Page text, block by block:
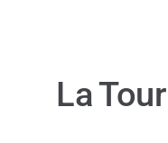
La